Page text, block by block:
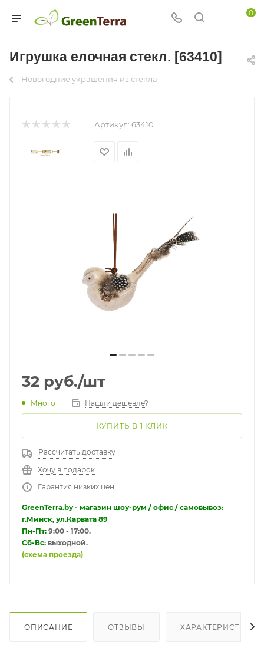
0
Игрушка елочная стекл. [63410]
Новогодние украшения из стекла
Артикул: 63410
32 руб./шт
Много Нашли дешевле?
КУПИТЬ В 1 КЛИК
Рассчитать доставку
Хочу в подарок
Гарантия низких цен!
GreenTerra.by - магазин шоу-рум / офис / самовывоз:
г.Минск, ул.Карвата 89
Пн-Пт: 9:00 - 17:00.
Сб-Вс: выходной.
(схема проезда)
ОПИСАНИЕ ОТЗЫВЫ ХАРАКТЕРИСТИКИ